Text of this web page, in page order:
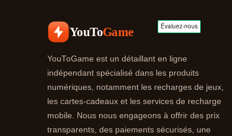
YouToGame
YouToGame est un détaillant en ligne
indépendant spécialisé dans les produits
numériques, notamment les recharges de jeux,
les cartes-cadeaux et les services de recharge
mobile. Nous nous engageons à offrir des prix
transparents, des paiements sécurisés, une